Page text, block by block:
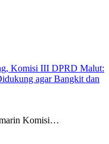
Komisi III DPRD Malut:
agar Bangkit dan
Komisi…